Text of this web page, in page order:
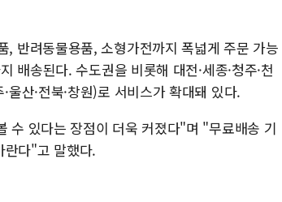
, 반려동물용품, 소형가전까지 폭넓게 주문 가능
배송된다. 수도권을 비롯해 대전·세종·청주·천
울산·전북·창원)로 서비스가 확대돼 있다.
수 있다는 장점이 더욱 커졌다"며 "무료배송 기
란다"고 말했다.